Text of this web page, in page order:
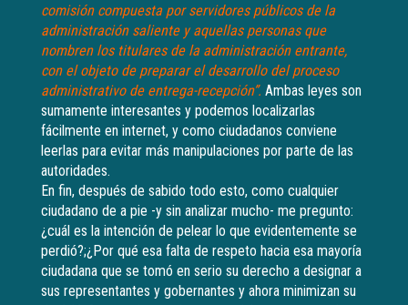
comisión compuesta por servidores públicos de la
administración saliente y aquellas personas que
nombren los titulares de la administración entrante,
con el objeto de preparar el desarrollo del proceso
administrativo de entrega-recepción”. Ambas leyes son
sumamente interesantes y podemos localizarlas
fácilmente en internet, y como ciudadanos conviene
leerlas para evitar más manipulaciones por parte de las
autoridades.
En fin, después de sabido todo esto, como cualquier
ciudadano de a pie -y sin analizar mucho- me pregunto:
¿cuál es la intención de pelear lo que evidentemente se
perdió?;¿Por qué esa falta de respeto hacia esa mayoría
ciudadana que se tomó en serio su derecho a designar a
sus representantes y gobernantes y ahora minimizan su